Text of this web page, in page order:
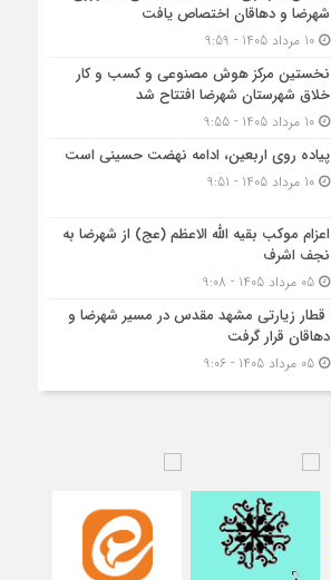
شهرضا و دهاقان اختصاص یافت
10 مرداد 1405 - 9:59
نخستین مرکز هوش مصنوعی و کسب‌ و کار
خلاق شهرستان شهرضا افتتاح شد
10 مرداد 1405 - 9:55
پیاده روی اربعین، ادامه نهضت حسینی است
10 مرداد 1405 - 9:51
اعزام موکب بقیه الله الاعظم (عج) از شهرضا به
نجف اشرف
05 مرداد 1405 - 9:08
قطار زیارتی مشهد مقدس در مسیر شهرضا و
دهاقان قرار گرفت
05 مرداد 1405 - 9:06